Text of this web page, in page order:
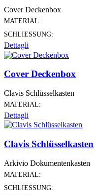
Cover Deckenbox
MATERIAL:
SCHLIESSUNG:
Dettagli
Cover Deckenbox
Clavis Schlüsselkasten
MATERIAL:
Dettagli
Clavis Schlüsselkasten
Arkivio Dokumentenkasten
MATERIAL:
SCHLIESSUNG: